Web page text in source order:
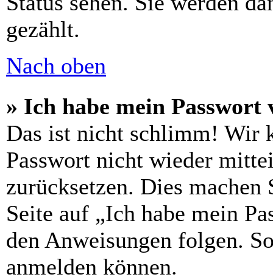
gezählt.
Nach oben
» Ich habe mein Passwort
Das ist nicht schlimm! Wir
Passwort nicht wieder
zurücksetzen. Dies
Seite auf „Ich habe mein
den Anweisungen folgen.
anmelden können.